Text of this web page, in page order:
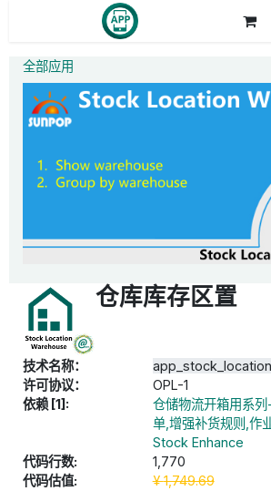
全部应用
仓库库存区置
技术名称：
许可协议：
OPL-1
依赖 [1]:
仓储物流开箱用系
单,增强补货规则,作
Stock Enhance
代码行数:
1,770
代码估值:
¥1,749.69